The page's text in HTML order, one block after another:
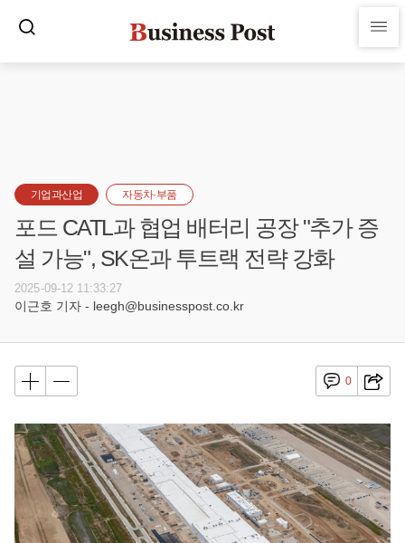
기업과산업 자동차·부품
포드 CATL과 협업 배터리 공장 "추가 증
설 가능", SK온과 투트랙 전략 강화
2025-09-12 11:33:27
이근호 기자 - leegh@businesspost.co.kr
0